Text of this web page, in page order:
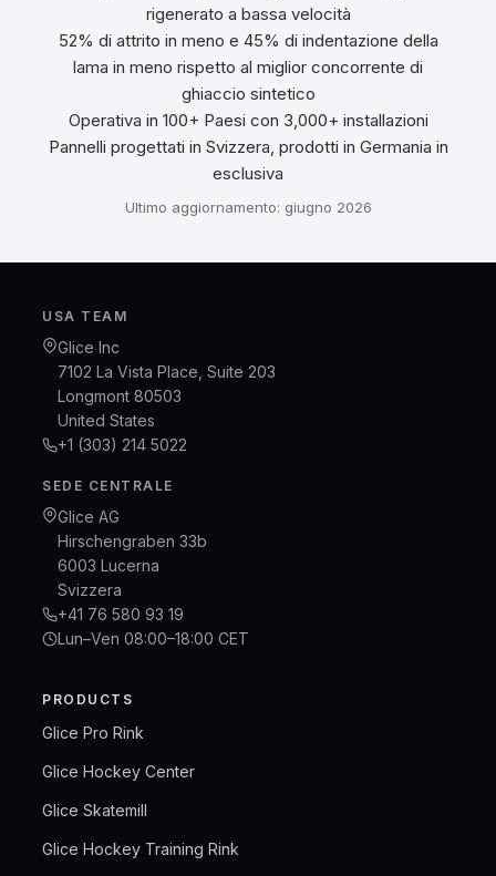
rigenerato a bassa velocità
52% di attrito in meno e 45% di indentazione della
lama in meno rispetto al miglior concorrente di
ghiaccio sintetico
Operativa in 100+ Paesi con 3,000+ installazioni
Pannelli progettati in Svizzera, prodotti in Germania in
esclusiva
Ultimo aggiornamento: giugno 2026
USA TEAM
Glice Inc
7102 La Vista Place, Suite 203
Longmont 80503
United States
+1 (303) 214 5022
SEDE CENTRALE
Glice AG
Hirschengraben 33b
6003 Lucerna
Svizzera
+41 76 580 93 19
Lun–Ven 08:00–18:00 CET
PRODUCTS
Glice Pro Rink
Glice Hockey Center
Glice Skatemill
Glice Hockey Training Rink